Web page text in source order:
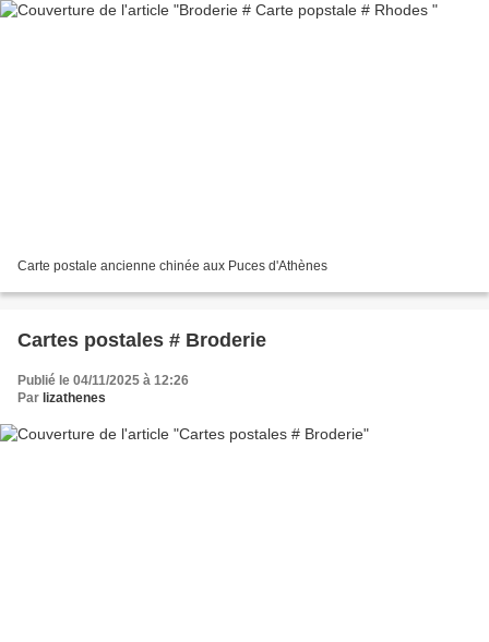
Carte postale ancienne chinée aux Puces d'Athènes
Cartes postales # Broderie
Publié le 04/11/2025 à 12:26
Par lizathenes